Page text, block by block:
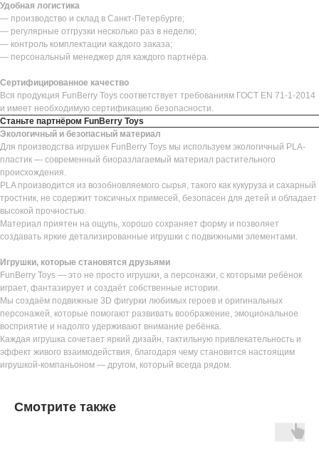
Удобная логистика
— производство и склад в Санкт-Петербурге;
— регулярные отгрузки несколько раз в неделю;
— контроль комплектации каждого заказа;
— персональный менеджер для каждого партнёра.
Сертифицированное качество
Вся продукция FunBerry Toys соответствует требованиям ГОСТ EN 71-1-2014
и имеет необходимую сертификацию безопасности.
Станьте партнёром FunBerry Toys
Экологичный и безопасный материал
Для производства игрушек FunBerry Toys мы используем экологичный PLA-
пластик — современный биоразлагаемый материал растительного
происхождения.
PLA производится из возобновляемого сырья, такого как кукуруза и сахарный
тростник, не содержит токсичных примесей, безопасен для детей и обладает
высокой прочностью.
Материал приятен на ощупь, хорошо сохраняет форму и позволяет
создавать яркие детализированные игрушки с подвижными элементами.
Игрушки, которые становятся друзьями
FunBerry Toys — это не просто игрушки, а персонажи, с которыми ребёнок
играет, фантазирует и создаёт собственные истории.
Мы создаём подвижные 3D фигурки любимых героев и оригинальных
персонажей, которые помогают развивать воображение, эмоциональное
восприятие и надолго удерживают внимание ребёнка.
Каждая игрушка сочетает яркий дизайн, тактильную привлекательность и
эффект живого взаимодействия, благодаря чему становится настоящим
игрушкой-компаньоном — другом, который всегда рядом.
Смотрите также